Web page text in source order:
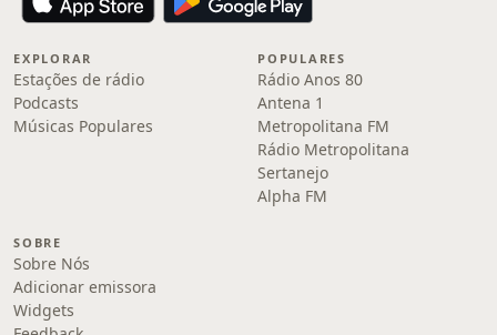
EXPLORAR
Estações de rádio
Podcasts
Músicas Populares
POPULARES
Rádio Anos 80
Antena 1
Metropolitana FM
Rádio Metropolitana
Sertanejo
Alpha FM
SOBRE
Sobre Nós
Adicionar emissora
Widgets